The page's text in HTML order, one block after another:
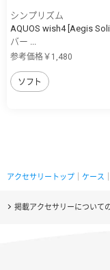
シンプリズム
AQUOS wish4 [Aegis
バー ...
参考価格￥1,480
ソフト
アクセサリートップ ケース
掲載アクセサリーについて